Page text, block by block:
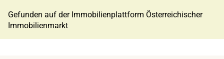
Gefunden auf der Immobilienplattform Österreichischer
Immobilienmarkt